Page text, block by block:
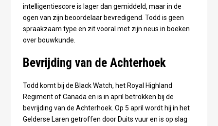
intelligentiescore is lager dan gemiddeld, maar in de
ogen van zijn beoordelaar bevredigend. Todd is geen
spraakzaam type en zit vooral met zijn neus in boeken
over bouwkunde.
Bevrijding van de Achterhoek
Todd komt bij de Black Watch, het Royal Highland
Regiment of Canada en is in april betrokken bij de
bevrijding van de Achterhoek. Op 5 april wordt hij in het
Gelderse Laren getroffen door Duits vuur en is op slag